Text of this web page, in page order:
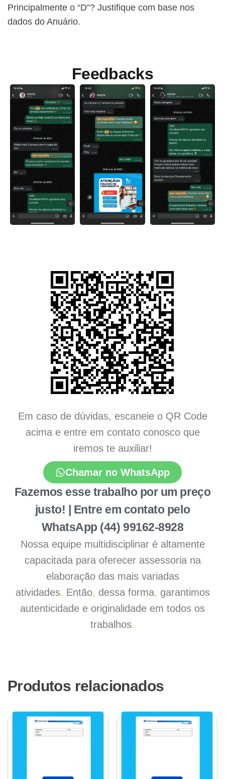
Principalmente o “D”? Justifique com base nos
dados do Anuário.
Feedbacks
Em caso de dúvidas, escaneie o QR Code
acima e entre em contato conosco que
iremos te auxiliar!
Chamar no WhatsApp
Fazemos esse trabalho por um preço
justo! | Entre em contato pelo
WhatsApp (44) 99162-8928
Nossa equipe multidisciplinar é altamente
capacitada para oferecer assessoria na
elaboração das mais variadas
atividades. Então, dessa forma, garantimos
autenticidade e originalidade em todos os
trabalhos.
Produtos relacionados